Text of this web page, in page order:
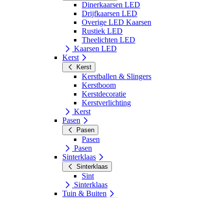
Dinerkaarsen LED
Drijfkaarsen LED
Overige LED Kaarsen
Rustiek LED
Theelichten LED
Kaarsen LED
Kerst
Kerst
Kerstballen & Slingers
Kerstboom
Kerstdecoratie
Kerstverlichting
Kerst
Pasen
Pasen
Pasen
Pasen
Sinterklaas
Sinterklaas
Sint
Sinterklaas
Tuin & Buiten